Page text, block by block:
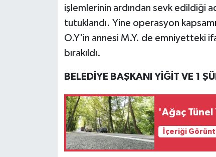
işlemlerinin ardından sevk edildiği
tutuklandı. Yine operasyon
O.Y'in annesi M.Y. de emniyetteki
bırakıldı.
BELEDİYE BAŞKANI YİĞİT VE 1
'Ağaç
İçeriği